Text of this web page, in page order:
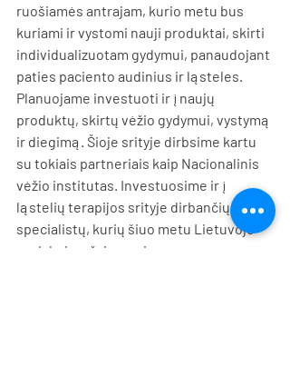
ruošiamės antrajam, kurio metu bus
kuriami ir vystomi nauji produktai, skirti
individualizuotam gydymui, panaudojant
paties paciento audinius ir ląsteles.
Planuojame investuoti ir į naujų
produktų, skirtų vėžio gydymui, vystymą
ir diegimą. Šioje srityje dirbsime kartu
su tokiais partneriais kaip Nacionalinis
vėžio institutas. Investuosime ir į
ląstelių terapijos srityje dirbančių
specialistų, kurių šiuo metu Lietuvoje
yra labai mažai, rengimą.